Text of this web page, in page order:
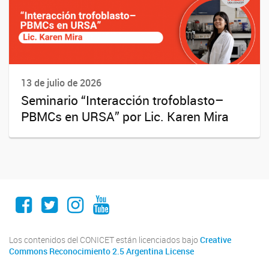
13 de julio de 2026
Seminario “Interacción trofoblasto–
PBMCs en URSA” por Lic. Karen Mira
Facebook
Twitter
Instagram
Youtube
Los contenidos del CONICET están licenciados bajo Creative
Commons Reconocimiento 2.5 Argentina License